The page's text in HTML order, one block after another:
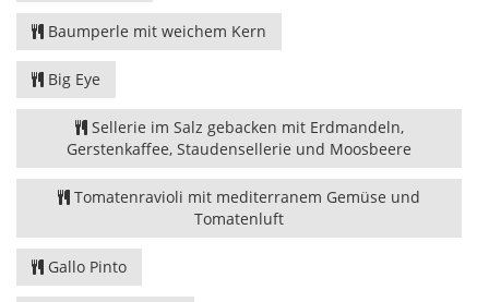
Baumperle mit weichem Kern
Big Eye
Sellerie im Salz gebacken mit Erdmandeln,
Gerstenkaffee, Staudensellerie und Moosbeere
Tomatenravioli mit mediterranem Gemüse und
Tomatenluft
Gallo Pinto